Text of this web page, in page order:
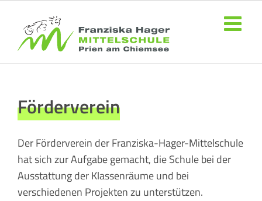
springen
Förderverein
Der Förderverein der Franziska-Hager-Mittelschule
hat sich zur Aufgabe gemacht, die Schule bei der
Ausstattung der Klassenräume und bei
verschiedenen Projekten zu unterstützen.